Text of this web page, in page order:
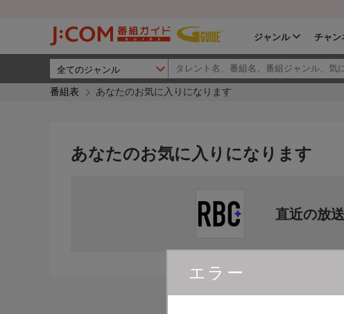
ジャンル チャン
番組表 あなたのお気に入りになります
エラー
あなたのお気に入りになります
直近の放